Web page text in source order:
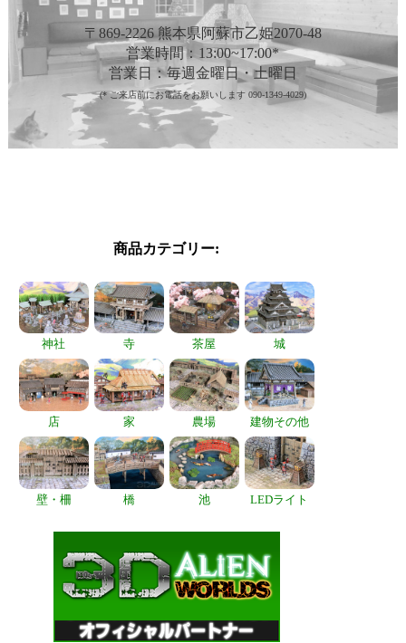
〒869-2226 熊本県阿蘇市乙姫2070-48
営業時間：13:00~17:00*
営業日：毎週金曜日・土曜日
(* ご来店前にお電話をお願いします 090-1349-4029)
商品カテゴリー:
神社 寺 茶屋 城
店 家 農場 建物その他
壁・柵 橋 池 LEDライト